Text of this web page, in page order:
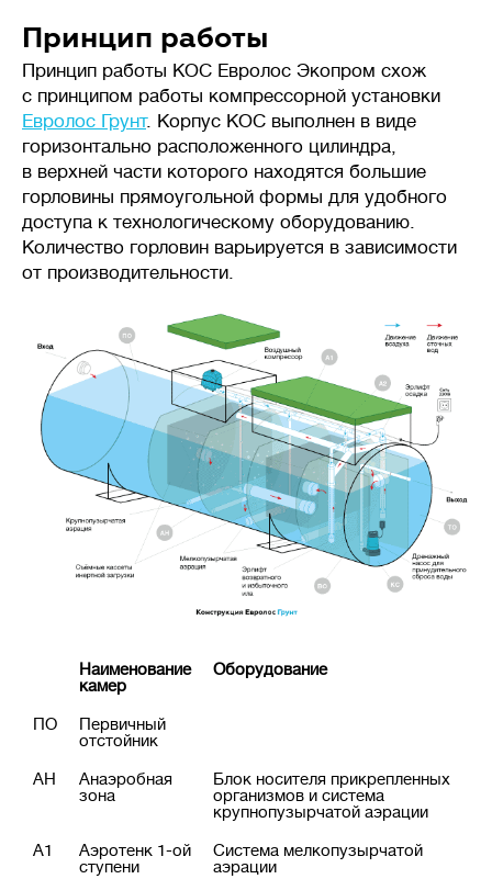
Принцип работы
Принцип работы КОС Евролос Экопром схож
с принципом работы компрессорной установки
Евролос Грунт. Корпус КОС выполнен в виде
горизонтально расположенного цилиндра,
в верхней части которого находятся большие
горловины прямоугольной формы для удобного
доступа к технологическому оборудованию.
Количество горловин варьируется в зависимости
от производительности.
Наименование
камер
Оборудование
ПО
Первичный
отстойник
АН
Анаэробная
зона
Блок носителя прикрепленных
организмов и система
крупнопузырчатой аэрации
А1
Аэротенк 1-ой
ступени
Система мелкопузырчатой
аэрации